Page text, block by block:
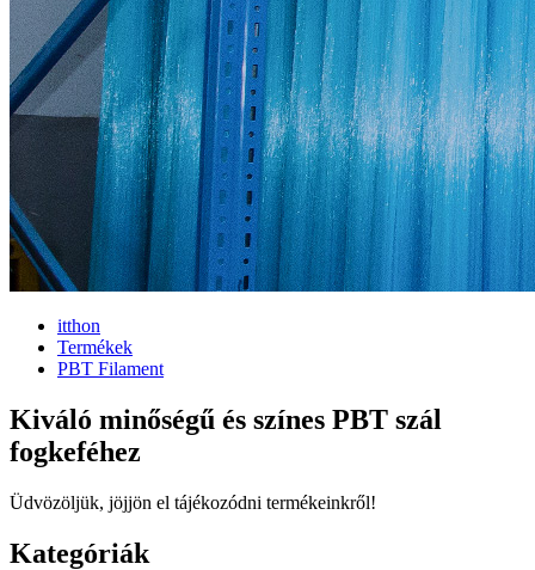
itthon
Termékek
PBT Filament
Kiváló minőségű és színes PBT szál
fogkeféhez
Üdvözöljük, jöjjön el tájékozódni termékeinkről!
Kategóriák